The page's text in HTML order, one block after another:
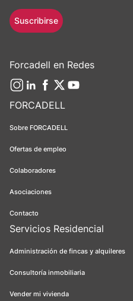
FORCADELL
Sobre FORCADELL
Ofertas de empleo
Colaboradores
Asociaciones
Contacto
Servicios Residencial
Administración de fincas y alquileres
Consultoría inmobiliaria
Vender mi vivienda
Suscribirse
Forcadell en Redes